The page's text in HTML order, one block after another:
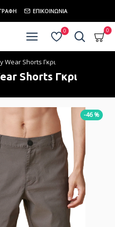
ΕΠΙΚΟΙΝΩΝΊΑ
0 0
Wear Shorts Γκρι
Shorts Γκρι
-46 %